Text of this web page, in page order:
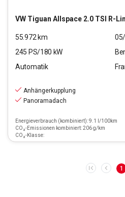
VW Tiguan Allspace 2.0 TSI R-Line 4Motion
55.972 km
245 PS/180 kW
Automatik
Anhängerkupplung
Panoramadach
Energieverbrauch (kombiniert): 9.1 l/100km
CO₂-Emissionen kombiniert: 206 g/km
CO₂-Klasse:
1